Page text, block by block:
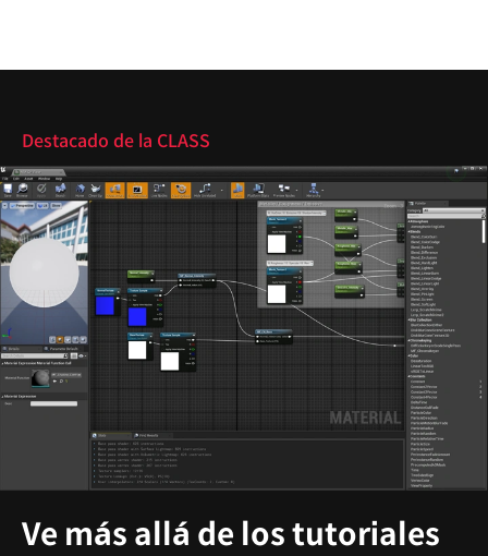
Destacado de la CLASS
Ve más allá de los tutoriales